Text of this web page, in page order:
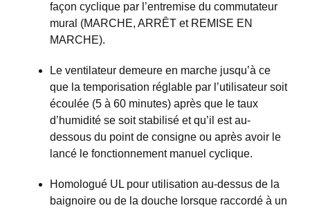
façon cyclique par l’entremise du commutateur
mural (MARCHE, ARRÊT et REMISE EN
MARCHE).
Le ventilateur demeure en marche jusqu’à ce
que la temporisation réglable par l’utilisateur soit
écoulée (5 à 60 minutes) après que le taux
d’humidité se soit stabilisé et qu’il est au-
dessous du point de consigne ou après avoir le
lancé le fonctionnement manuel cyclique.
Homologué UL pour utilisation au-dessus de la
baignoire ou de la douche lorsque raccordé à un